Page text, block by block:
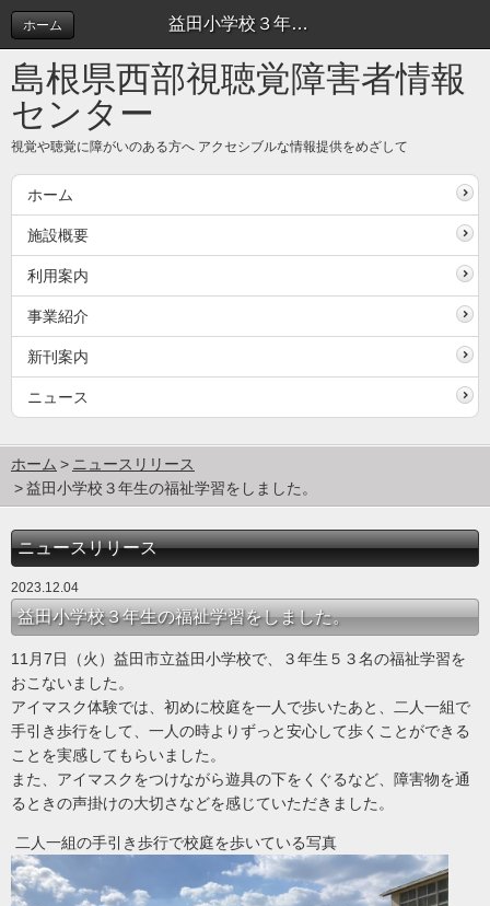
益田小学校３年生の福祉学習をしました。 | ニュースリリース
ホーム
島根県西部視聴覚障害者情報
センター
視覚や聴覚に障がいのある方へ アクセシブルな情報提供をめざして
ホーム
施設概要
利用案内
事業紹介
新刊案内
ニュース
ホーム
ニュースリリース
益田小学校３年生の福祉学習をしました。
ニュースリリース
2023.12.04
益田小学校３年生の福祉学習をしました。
11月7日（火）益田市立益田小学校で、３年生５３名の福祉学習を
おこないました。
アイマスク体験では、初めに校庭を一人で歩いたあと、二人一組で
手引き歩行をして、一人の時よりずっと安心して歩くことができる
ことを実感してもらいました。
また、アイマスクをつけながら遊具の下をくぐるなど、障害物を通
るときの声掛けの大切さなどを感じていただきました。
二人一組の手引き歩行で校庭を歩いている写真